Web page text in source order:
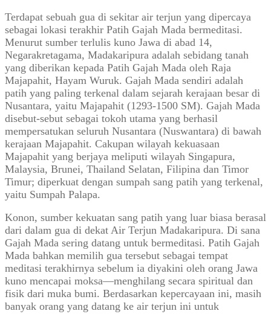
Terdapat sebuah gua di sekitar air terjun yang dipercaya
sebagai lokasi terakhir Patih Gajah Mada bermeditasi.
Menurut sumber terlulis kuno Jawa di abad 14,
Negarakretagama, Madakaripura adalah sebidang tanah
yang diberikan kepada Patih Gajah Mada oleh Raja
Majapahit, Hayam Wuruk. Gajah Mada sendiri adalah
patih yang paling terkenal dalam sejarah kerajaan besar di
Nusantara, yaitu Majapahit (1293-1500 SM). Gajah Mada
disebut-sebut sebagai tokoh utama yang berhasil
mempersatukan seluruh Nusantara (Nuswantara) di bawah
kerajaan Majapahit. Cakupan wilayah kekuasaan
Majapahit yang berjaya meliputi wilayah Singapura,
Malaysia, Brunei, Thailand Selatan, Filipina dan Timor
Timur; diperkuat dengan sumpah sang patih yang terkenal,
yaitu Sumpah Palapa.
Konon, sumber kekuatan sang patih yang luar biasa berasal
dari dalam gua di dekat Air Terjun Madakaripura. Di sana
Gajah Mada sering datang untuk bermeditasi. Patih Gajah
Mada bahkan memilih gua tersebut sebagai tempat
meditasi terakhirnya sebelum ia diyakini oleh orang Jawa
kuno mencapai moksa—menghilang secara spiritual dan
fisik dari muka bumi. Berdasarkan kepercayaan ini, masih
banyak orang yang datang ke air terjun ini untuk